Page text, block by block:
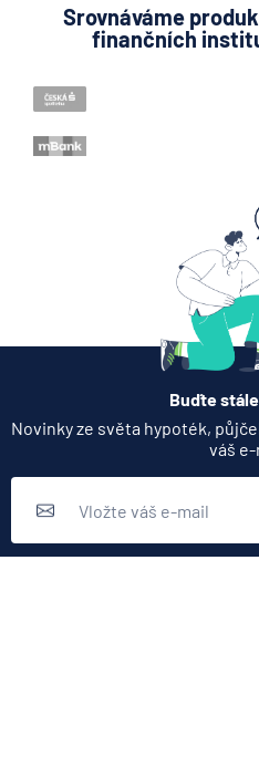
Vkladomat
SEPA Platba
Kodex mobility klientů
Zpoždění splátky
Zastoupení zahraniční
Bankovní licence
Bankovní notifikace
Konstantní symbol
Variabilní symbol
Srovnáváme
finančních
Buďte
Novinky ze světa hypoték,
váš